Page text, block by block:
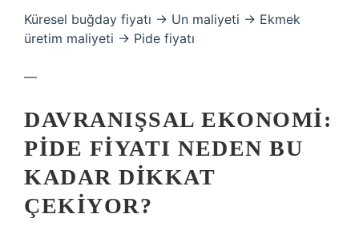
Küresel buğday fiyatı → Un maliyeti → Ekmek
üretim maliyeti → Pide fiyatı
—
DAVRANIŞSAL EKONOMI:
PIDE FIYATI NEDEN BU
KADAR DIKKAT
ÇEKIYOR?